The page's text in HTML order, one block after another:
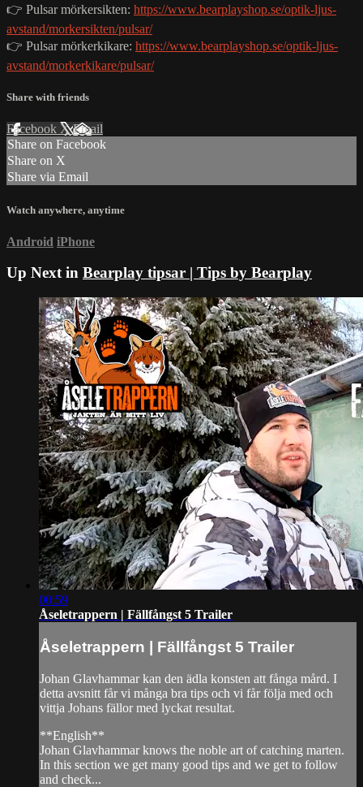
👉 Pulsar mörkersikten: https://www.bearplayshop.se/optik-ljus-
avstand/morkersikten/pulsar/
👉 Pulsar mörkerkikare: https://www.bearplayshop.se/optik-ljus-
avstand/morkerkikare/pulsar/
Share with friends
Facebook XEmail
Share on Facebook
Share on X
Share via Email
Watch anywhere, anytime
Android iPhone
Up Next in Bearplay tipsar | Tips by Bearplay
00:59
Åseletrappern | Fällfångst 5 Trailer
Åseletrappern | Fällfångst 5 Trailer
Johan Glavhammar kan den ädla konsten att fånga mård. I
detta avsnitt får vi många bra tips och vi får följa med och
vittja Johans fällor med lyckat resultat.
**English**
Johan Glavhammar knows the noble art of catching marten.
In this section we get many good tips and we get to follow
and check...